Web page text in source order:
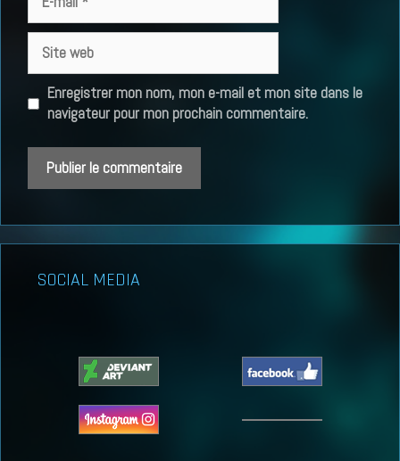
mail
web
Enregistrer mon nom, mon e-mail et mon site dans le
navigateur pour mon prochain commentaire.
SOCIAL MEDIA